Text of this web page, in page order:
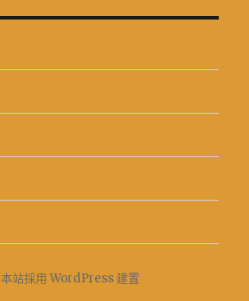
本站採用 WordPress 建置